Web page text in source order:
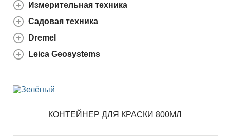
Измерительная техника
Садовая техника
Dremel
Leica Geosystems
КОНТЕЙНЕР ДЛЯ КРАСКИ 800МЛ